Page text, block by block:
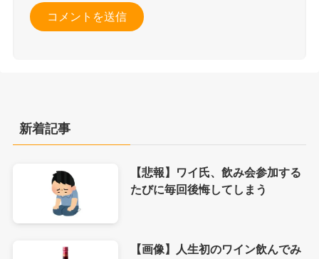
新着記事
【悲報】ワイ氏、飲み会参加する
たびに毎回後悔してしまう
【画像】人生初のワイン飲んでみ